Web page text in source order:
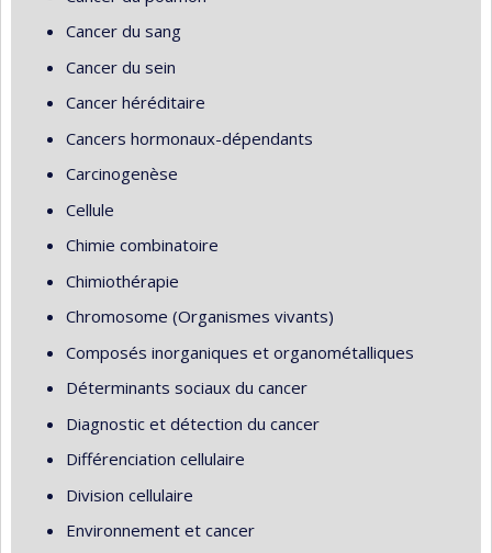
Cancer du sang
Cancer du sein
Cancer héréditaire
Cancers hormonaux-dépendants
Carcinogenèse
Cellule
Chimie combinatoire
Chimiothérapie
Chromosome (Organismes vivants)
Composés inorganiques et organométalliques
Déterminants sociaux du cancer
Diagnostic et détection du cancer
Différenciation cellulaire
Division cellulaire
Environnement et cancer